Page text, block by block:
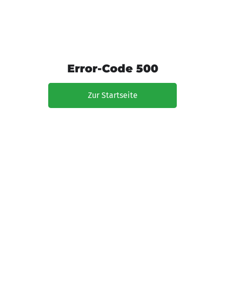
Error-Code 500
Zur Startseite